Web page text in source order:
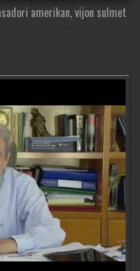
amerikan, vijon sulmet